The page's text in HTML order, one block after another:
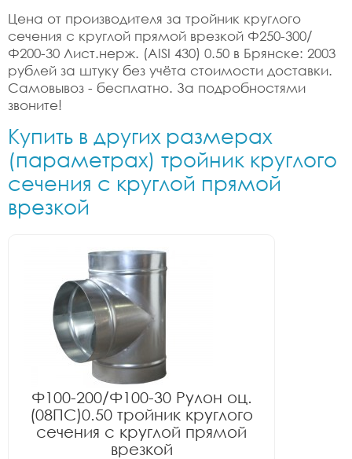
Цена от производителя за тройник круглого
сечения с круглой прямой врезкой Ф250-300/
Ф200-30 Лист.нерж. (AISI 430) 0.50 в Брянске: 2003
рублей за штуку без учёта стоимости доставки.
Самовывоз - бесплатно. За подробностями
звоните!
Купить в других размерах
(параметрах) тройник круглого
сечения с круглой прямой
врезкой
Ф100-200/Ф100-30 Рулон оц.
(08ПС)0.50 тройник круглого
сечения с круглой прямой
врезкой